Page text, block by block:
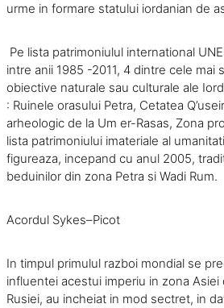
urme in formare statului iordanian de
Pe lista patrimoniulul international
intre anii 1985 -2011, 4 dintre cele mai
obiective naturale sau culturale ale
: Ruinele orasului Petra, Cetatea
arheologic de la Um er-Rasas, Zona
lista patrimoniului imateriale al
figureaza, incepand cu anul 2005,
beduinilor din zona Petra si Wadi Rum.
Acordul Sykes–Picot
In timpul primulul razboi mondial se
influentei acestui imperiu in zona
Rusiei, au incheiat in mod sectret, in